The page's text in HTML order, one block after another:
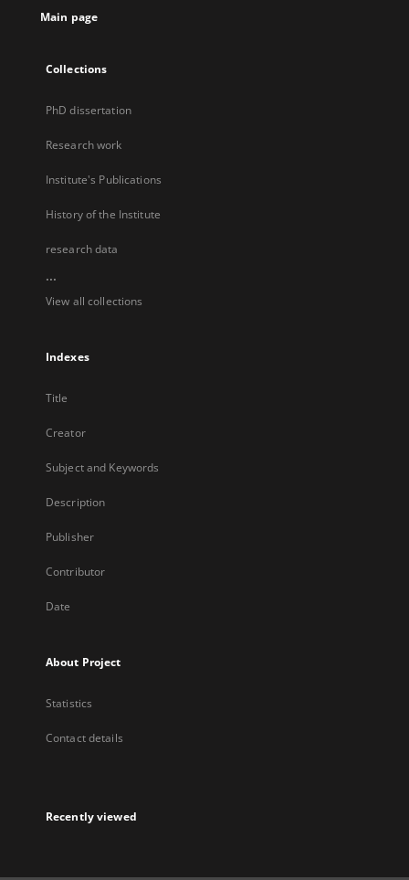
Main page
Collections
PhD dissertation
Research work
Institute's Publications
History of the Institute
research data
...
View all collections
Indexes
Title
Creator
Subject and Keywords
Description
Publisher
Contributor
Date
About Project
Statistics
Contact details
Recently viewed